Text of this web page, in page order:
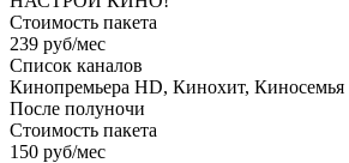
Стоимость пакета
239 руб/мес
Список каналов
Кинопремьера HD, Кинохит, Киносемья
После полуночи
Стоимость пакета
150 руб/мес